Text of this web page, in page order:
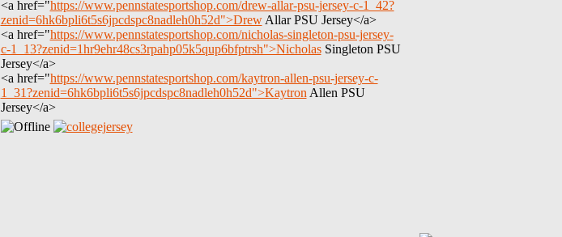
<a href="https://www.pennstatesportshop.com/drew-allar-psu-jersey-c-1_42?
zenid=6hk6bpli6t5s6jpcdspc8nadleh0h52d">DrewAllar PSU Jersey</a>
<a href="https://www.pennstatesportshop.com/nicholas-singleton-psu-jersey-
c-1_13?zenid=1hr9ehr48cs3rpahp05k5qup6bfptrsh">NicholasSingleton PSU
Jersey</a>
<a href="https://www.pennstatesportshop.com/kaytron-allen-psu-jersey-c-
1_31?zenid=6hk6bpli6t5s6jpcdspc8nadleh0h52d">Kaytron Allen PSU
Jersey</a>